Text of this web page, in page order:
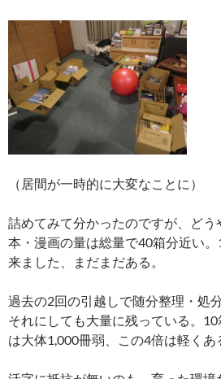
（居間が一時的に大変なことに）
詰めてみて分かったのですが、どう
本・漫画の量は総量で40箱分近い
来ました、まだまだある。
過去の2回の引越しで随分整理・処
それにしても大量に残っている。
は大体1,000冊弱、この4倍は軽くあ